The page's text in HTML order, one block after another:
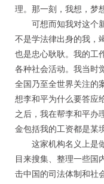
理。那一刻，我想，梦
可想而知我对这个新
不是学法律出身的我，
也是忠心耿耿。我的工
各种社会活动。我当时
全国乃至全世界关注的
想李和平为什么要答应
之后，我在帮李和平办
金包括我的工资都是某
这家机构名义上是做
目来搜集、整理一些国
击中国的司法体制和社